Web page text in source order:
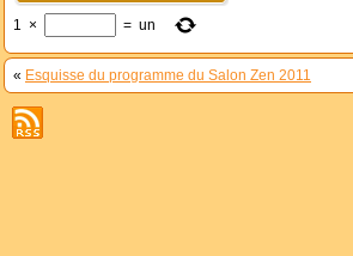
1 × = un
« Esquisse du programme du Salon Zen 2011